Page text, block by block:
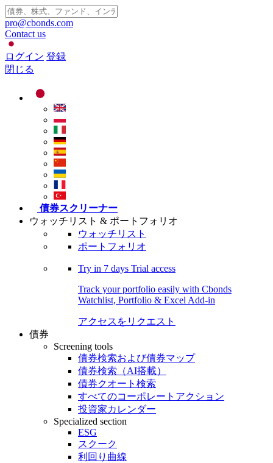
pro@cbonds.com
Contact us
ログイン 登録
閉じる
債券スクリーナー
ウォッチリスト & ポートフォリオ
ウォッチリスト
ポートフォリオ
Try in 7 days Trial access
Track your portfolio easily with Cbonds
Watchlist, Portfolio & Excel Add-in
アクセスをリクエスト
債券
Screening tools
債券検索および債券マップ
債券検索（AI搭載）
債券クオート検索
すべてのコーポレートアクション
投資家カレンダー
Specialized section
ESG
スクーク
利回り曲線